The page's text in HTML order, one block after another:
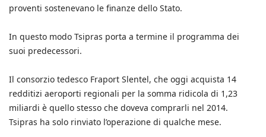
proventi sostenevano le finanze dello Stato.
In questo modo Tsipras porta a termine il programma dei
suoi predecessori.
Il consorzio tedesco Fraport Slentel, che oggi acquista 14
redditizi aeroporti regionali per la somma ridicola di 1,23
miliardi è quello stesso che doveva comprarli nel 2014.
Tsipras ha solo rinviato l’operazione di qualche mese.